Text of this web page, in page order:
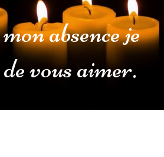
absence je
de vous aimer.